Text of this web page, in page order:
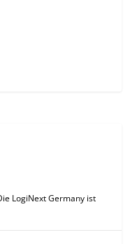
LogiNext Germany ist